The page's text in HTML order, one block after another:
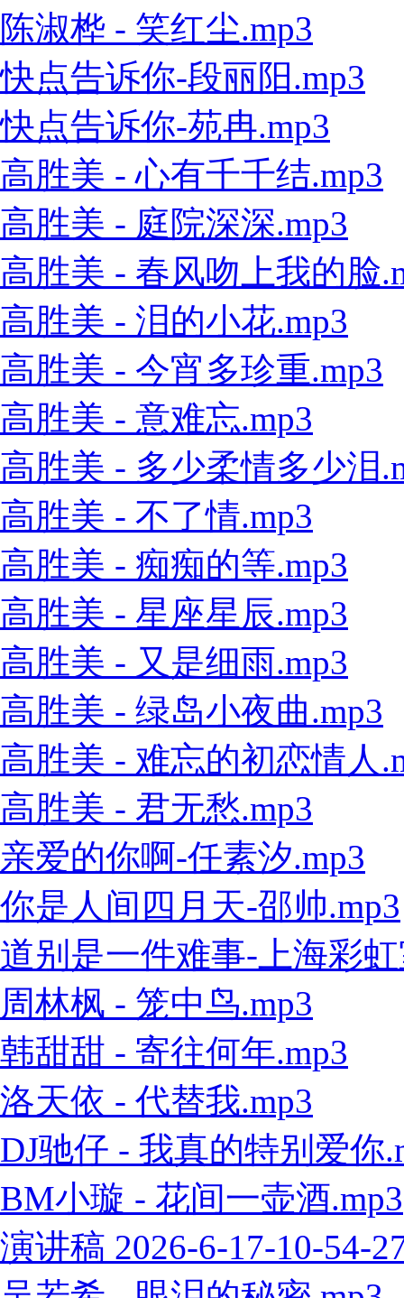
陈淑桦 - 笑红尘.mp3
快点告诉你-段丽阳.mp3
快点告诉你-苑冉.mp3
高胜美 - 心有千千结.mp3
高胜美 - 庭院深深.mp3
高胜美 - 春风吻上我的脸
高胜美 - 泪的小花.mp3
高胜美 - 今宵多珍重.mp3
高胜美 - 意难忘.mp3
高胜美 - 多少柔情多少泪
高胜美 - 不了情.mp3
高胜美 - 痴痴的等.mp3
高胜美 - 星座星辰.mp3
高胜美 - 又是细雨.mp3
高胜美 - 绿岛小夜曲.mp3
高胜美 - 难忘的初恋情人
高胜美 - 君无愁.mp3
亲爱的你啊-任素汐.mp3
你是人间四月天-邵帅.mp3
道别是一件难事-上海彩
周林枫 - 笼中鸟.mp3
韩甜甜 - 寄往何年.mp3
洛天依 - 代替我.mp3
DJ驰仔 - 我真的特别爱你
BM小璇 - 花间一壶酒.mp3
演讲稿 2026-6-17-10-54-